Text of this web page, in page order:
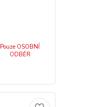
Pouze OSOBNÍ
ODBĚR